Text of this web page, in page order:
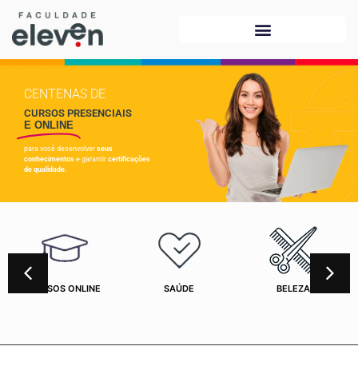
CENTENAS DE
CURSOS PRESENCIAIS
E ONLINE
para você desenvolver seus
conhecimentos e garantir certificações
de qualidade.
CURSOS ONLINE SAÚDE BELEZA